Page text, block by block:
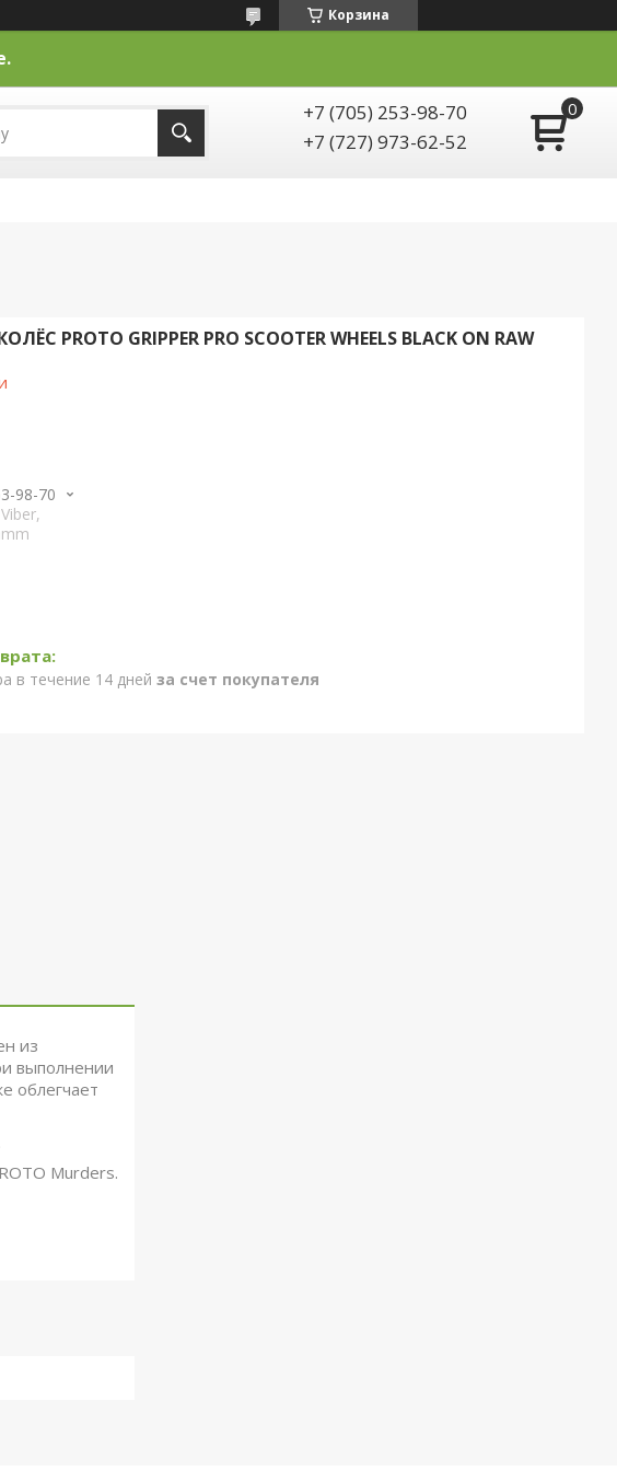
Корзина
+7 (705) 253-98-70
+7 (727) 973-62-52
PROTO GRIPPER PRO SCOOTER WHEELS BLACK ON RAW
98-70
в течение 14 дней за счет покупателя
из
выполнении
облегчает
Murders.